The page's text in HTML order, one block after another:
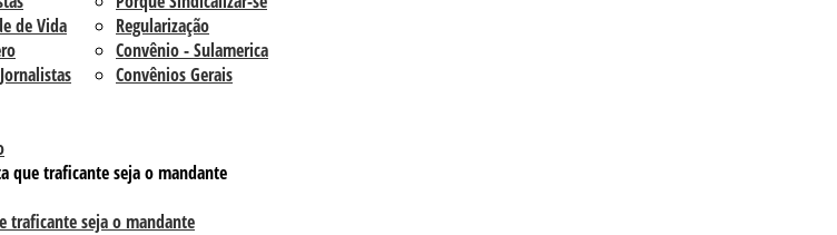
de Vida
Regularização
Convênio - Sulamerica
Convênios Gerais
que traficante seja o mandante
traficante seja o mandante